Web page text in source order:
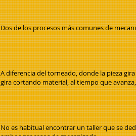
Dos de los procesos más comunes de
A diferencia del torneado, donde la pieza
gira cortando material, al tiempo que
No es habitual encontrar un taller que se